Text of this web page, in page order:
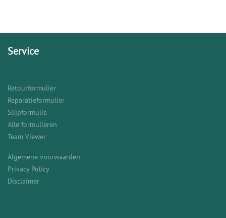
Service
Retourformulier
Reparatieformulier
Slijpformulie
Alle formulieren
Team Viewer
Algemene voorwaarden
Privacy Policy
Disclaimer